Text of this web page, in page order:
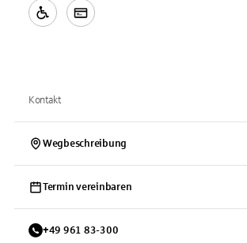
Kontakt
Wegbeschreibung
Termin vereinbaren
+49 961 83-300